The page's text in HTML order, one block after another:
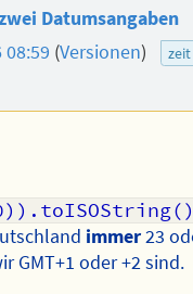
Datumsangaben
08:59 (Versionen)
immer23
GMT+1 oder +2 sind.